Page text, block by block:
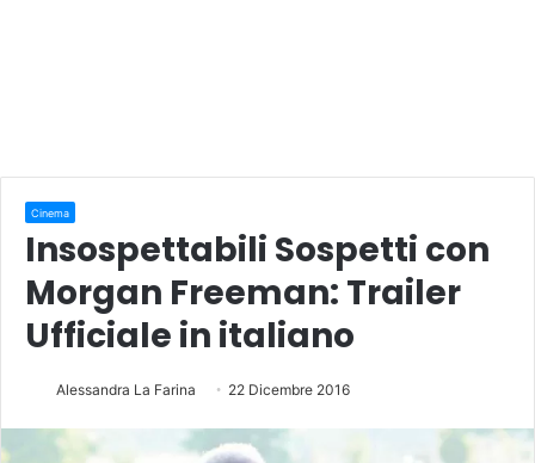
Cinema
Insospettabili Sospetti con
Morgan Freeman: Trailer
Ufficiale in italiano
Alessandra La Farina 22 Dicembre 2016